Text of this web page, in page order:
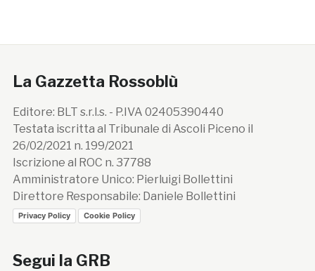
La Gazzetta Rossoblù
Editore: BLT s.r.l.s. - P.IVA 02405390440
Testata iscritta al Tribunale di Ascoli Piceno il
26/02/2021 n. 199/2021
Iscrizione al ROC n. 37788
Amministratore Unico: Pierluigi Bollettini
Direttore Responsabile: Daniele Bollettini
Privacy Policy Cookie Policy
Segui la GRB